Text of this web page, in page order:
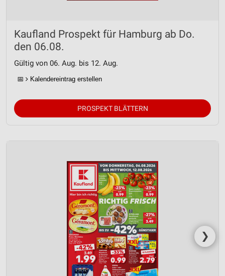
Kaufland Prospekt für Hamburg ab Do.
den 06.08.
Gültig von 06. Aug. bis 12. Aug.
📅 Kalendereintrag erstellen
PROSPEKT BLÄTTERN
❯